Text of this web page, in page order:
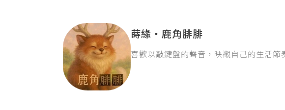
蒔緣‧鹿角腓腓
喜歡以敲鍵盤的聲音，映襯自己的生活節